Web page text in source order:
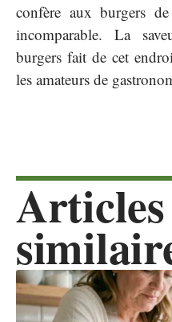
confère aux burgers
incomparable. La
burgers fait de cet
les amateurs de
Articles